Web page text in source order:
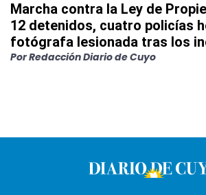
Marcha contra la Ley de
12 detenidos, cuatro policías
fotógrafa lesionada tras los
PorRedacción Diario de Cuyo